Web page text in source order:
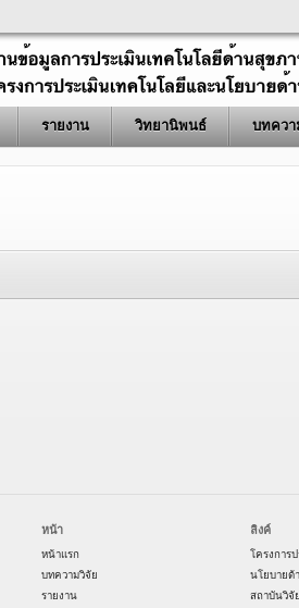
รายงาน วิทยานิพนธ์ บทควา
หน้า
หน้าแรก
บทความวิจัย
รายงาน
ลิงค์
โครงการ
นโยบายด้
สถาบันวิจั